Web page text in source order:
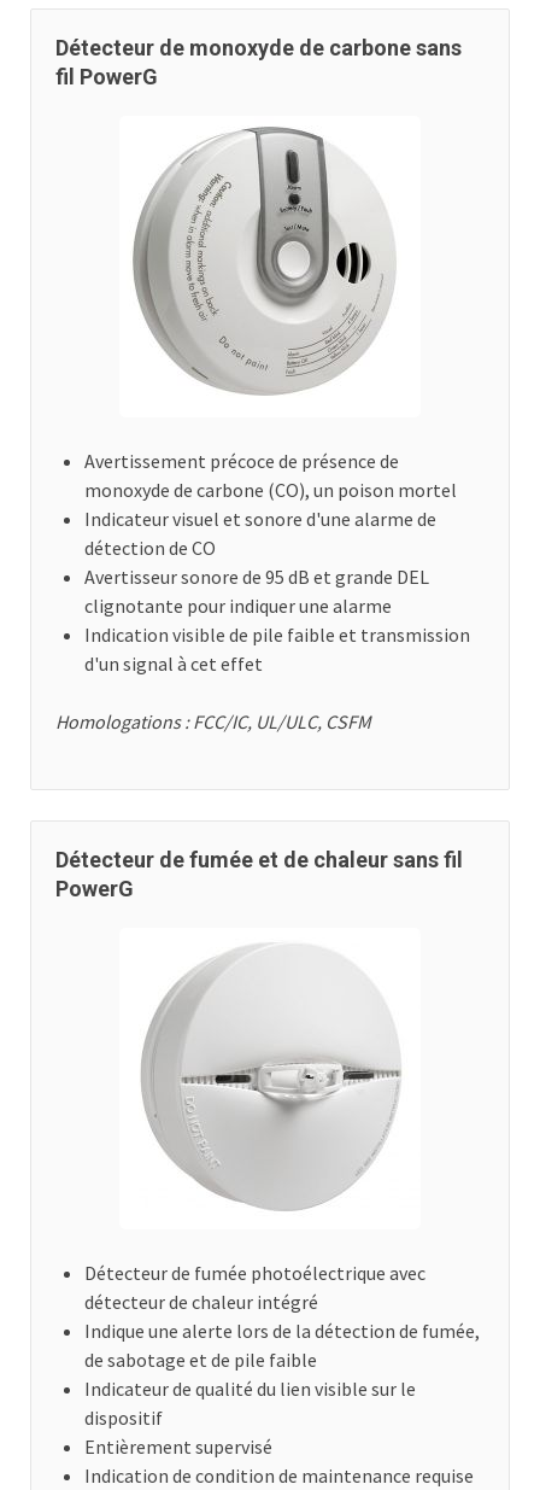
Détecteur de monoxyde de carbone sans
fil PowerG
Avertissement précoce de présence de
monoxyde de carbone (CO), un poison mortel
Indicateur visuel et sonore d'une alarme de
détection de CO
Avertisseur sonore de 95 dB et grande DEL
clignotante pour indiquer une alarme
Indication visible de pile faible et transmission
d'un signal à cet effet
Homologations : FCC/IC, UL/ULC, CSFM
Détecteur de fumée et de chaleur sans fil
PowerG
Détecteur de fumée photoélectrique avec
détecteur de chaleur intégré
Indique une alerte lors de la détection de fumée,
de sabotage et de pile faible
Indicateur de qualité du lien visible sur le
dispositif
Entièrement supervisé
Indication de condition de maintenance requise